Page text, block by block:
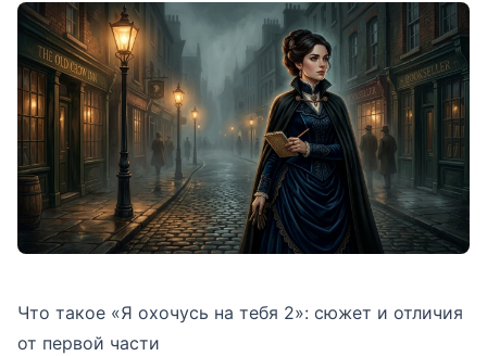
Что такое «Я охочусь на тебя 2»: сюжет и отличия
от первой части